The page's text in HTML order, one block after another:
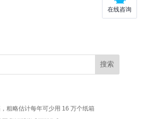
粗略估计每年可少用 16 万个纸箱